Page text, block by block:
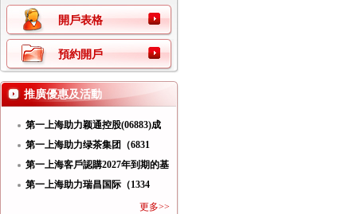
開戶表格
預約開戶
推廣優惠及活動
第一上海助力颖通控股(06883)成
功
第一上海助力绿茶集团（6831
HK）
第一上海客戶認購2027年到期的基
第一上海助力瑞昌国际（1334
更多>>